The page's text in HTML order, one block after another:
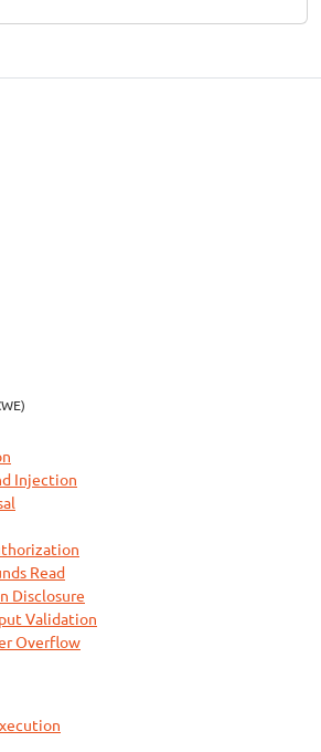
Injection
Read
Disclosure
Validation
Overflow